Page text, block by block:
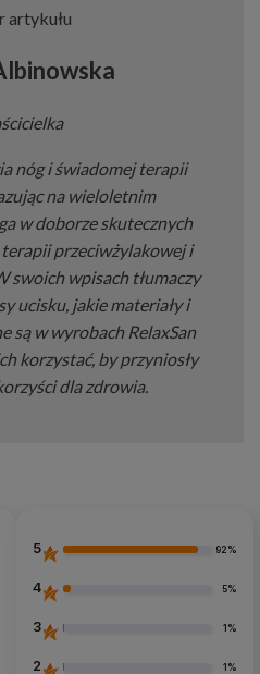
artykułu
nóg i świadomej terapii
na wieloletnim
w doborze skutecznych
przeciwżylakowej i
swoich wpisach tłumaczy
ucisku, jakie materiały i
są w wyrobach RelaxSan
korzystać, by przyniosły
dla zdrowia.
5 92%
4 5%
3 1%
2 1%